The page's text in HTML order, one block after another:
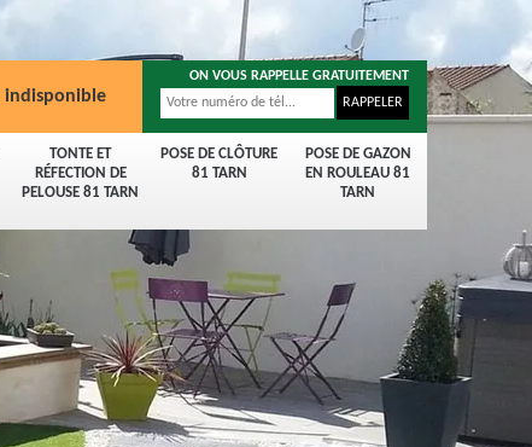
TONTE ET
RÉFECTION DE
PELOUSE 81 TARN
POSE DE CLÔTURE
81 TARN
POSE DE GAZON
EN ROULEAU 81
TARN
indisponible
ON VOUS RAPPELLE GRATUITEMENT